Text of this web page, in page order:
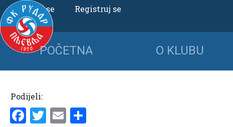
Uloguj se Registruj se
POČETNA O KLUBU
Podijeli:
Facebook
Twitter
Email